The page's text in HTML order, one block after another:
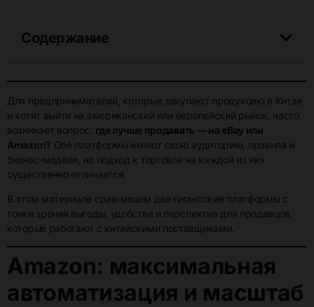
Содержание
Для предпринимателей, которые закупают продукцию в Китае
и хотят выйти на американский или европейский рынок, часто
возникает вопрос: где лучше продавать — на eBay или
Amazon? Обе платформы имеют свою аудиторию, правила и
бизнес-модели, но подход к торговле на каждой из них
существенно отличается.
В этом материале сравниваем две гигантские платформы с
точки зрения выгоды, удобства и перспектив для продавцов,
которые работают с китайскими поставщиками.
Amazon: максимальная
автоматизация и масштаб